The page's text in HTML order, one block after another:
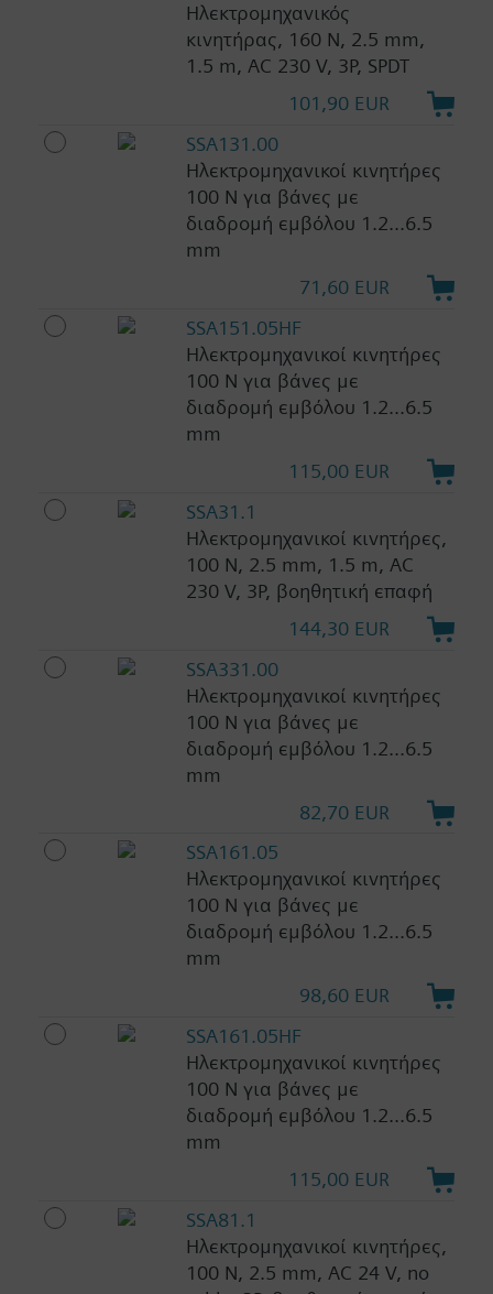
Ηλεκτρομηχανικός
κινητήρας, 160 N, 2.5 mm,
1.5 m, AC 230 V, 3P, SPDT
101,90 EUR
SSA131.00
Ηλεκτρομηχανικοί κινητήρες
100 N για βάνες με
διαδρομή εμβόλου 1.2...6.5
mm
71,60 EUR
SSA151.05HF
Ηλεκτρομηχανικοί κινητήρες
100 N για βάνες με
διαδρομή εμβόλου 1.2...6.5
mm
115,00 EUR
SSA31.1
Ηλεκτρομηχανικοί κινητήρες,
100 N, 2.5 mm, 1.5 m, AC
230 V, 3P, βοηθητική επαφή
144,30 EUR
SSA331.00
Ηλεκτρομηχανικοί κινητήρες
100 N για βάνες με
διαδρομή εμβόλου 1.2...6.5
mm
82,70 EUR
SSA161.05
Ηλεκτρομηχανικοί κινητήρες
100 N για βάνες με
διαδρομή εμβόλου 1.2...6.5
mm
98,60 EUR
SSA161.05HF
Ηλεκτρομηχανικοί κινητήρες
100 N για βάνες με
διαδρομή εμβόλου 1.2...6.5
mm
115,00 EUR
SSA81.1
Ηλεκτρομηχανικοί κινητήρες,
100 N, 2.5 mm, AC 24 V, no